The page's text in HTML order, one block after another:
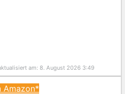
am: 8. August 2026 3:49
Amazon*